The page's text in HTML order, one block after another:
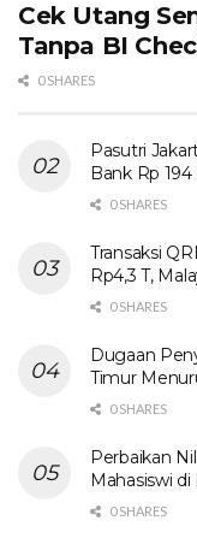
Cek Utang
Tanpa BI
0 SHARES
Pasutri
Bank Rp 194
0 SHARES
Transaksi
Rp4,3 T,
0 SHARES
Dugaan
Timur
0 SHARES
Perbaikan
Mahasiswi
0 SHARES